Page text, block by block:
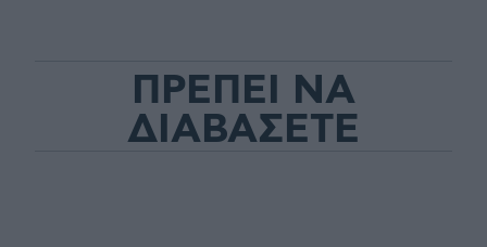
ΠΡΕΠΕΙ ΝΑ
ΔΙΑΒΑΣΕΤΕ